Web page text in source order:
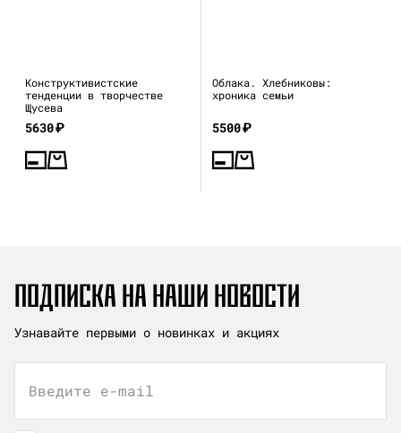
Конструктивистские
тенденции в творчестве
Щусева
5630₽
Облака. Хлебниковы:
хроника семьи
5500₽
ПОДПИСКА НА НАШИ НОВОСТИ
Узнавайте первыми о новинках и акциях
Введите e-mail